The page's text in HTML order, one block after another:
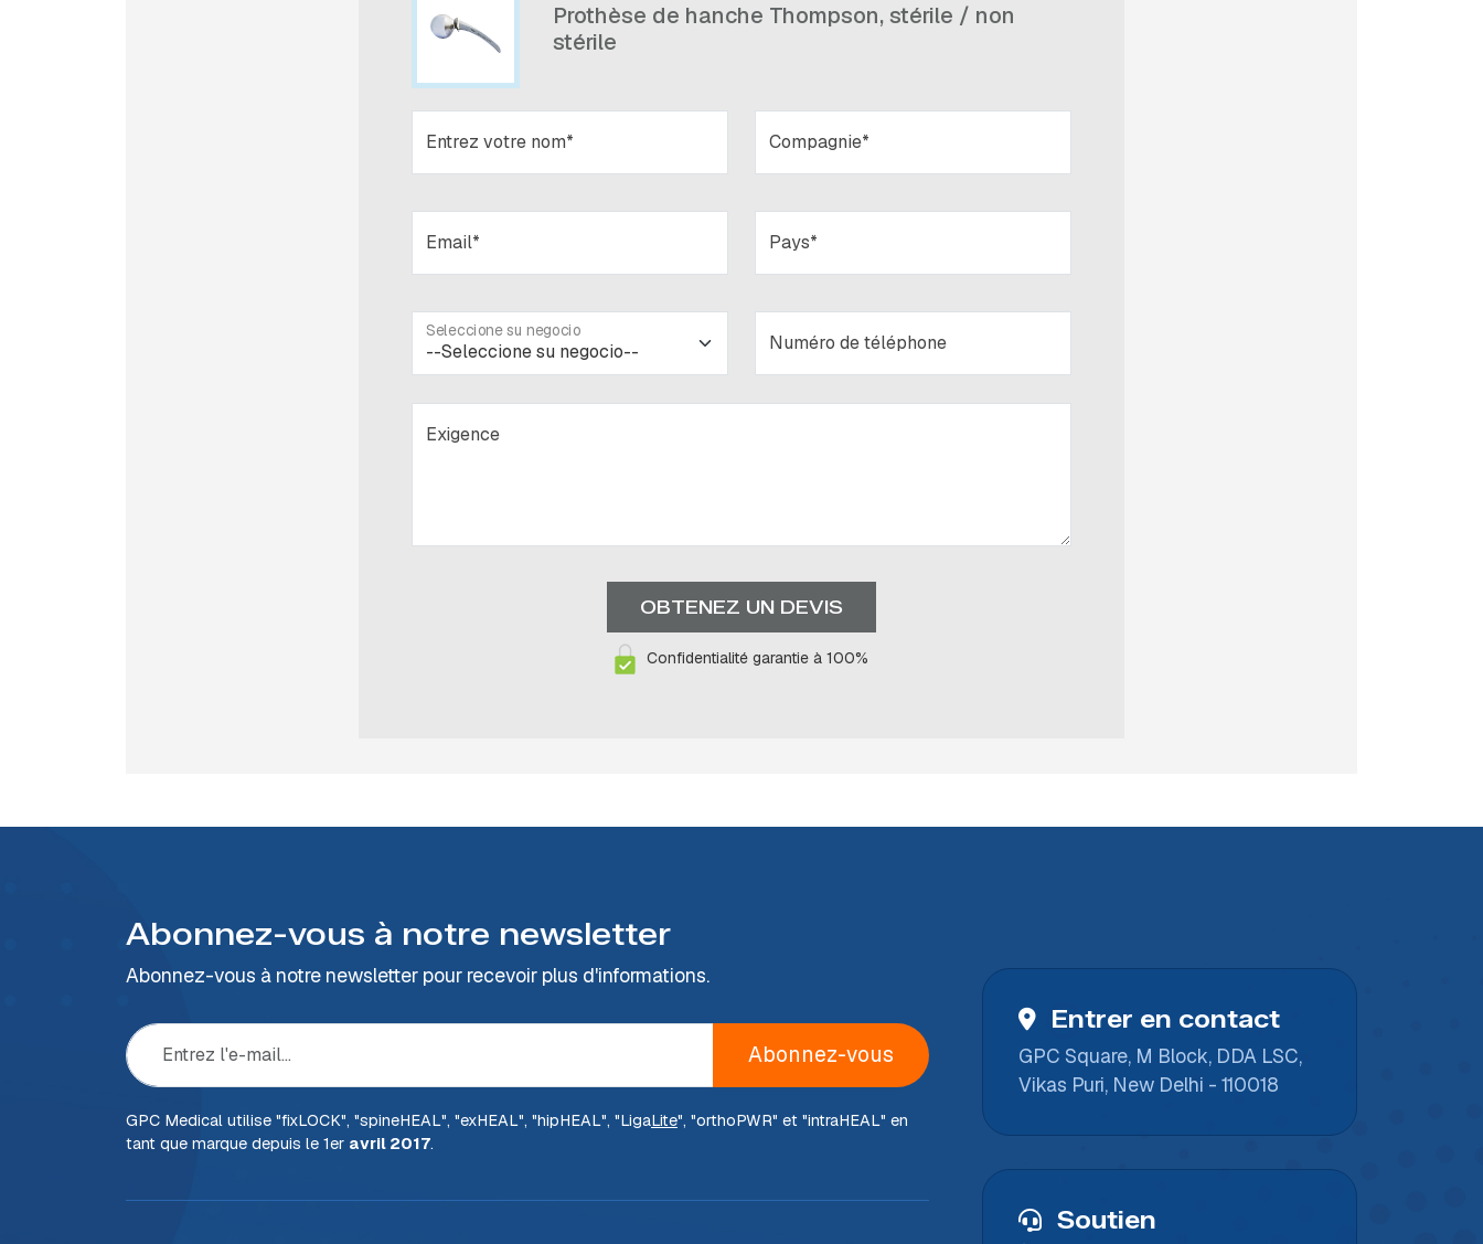
Prothèse de hanche Thompson, stérile / non
stérile
Entrez votre nom* Compagnie*
Email* Pays*
Seleccione su negocio
Numéro de téléphone
Exigence
Confidentialité garantie à 100%
Abonnez-vous à notre newsletter
Abonnez-vous à notre newsletter pour recevoir plus d'informations.
Abonnez-vous
GPC Medical utilise "fixLOCK", "spineHEAL", "exHEAL", "hipHEAL", "LigaLite", "orthoPWR" et "intraHEAL" en
tant que marque depuis le 1er avril 2017.
Entrer en contact
GPC Square, M Block, DDA LSC,
Vikas Puri, New Delhi - 110018
Soutien